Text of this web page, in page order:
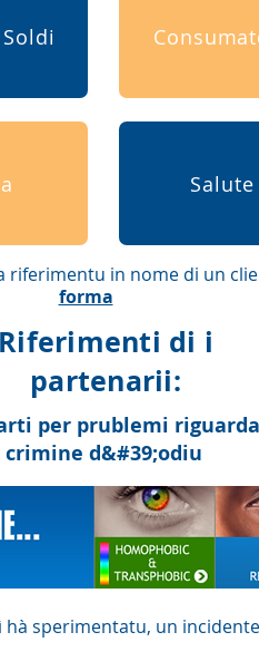
Salute
riferimentu in nome di un
forma
Riferimenti di i
partenarii:
per prublemi
d&#39;odiu
sperimentatu, un